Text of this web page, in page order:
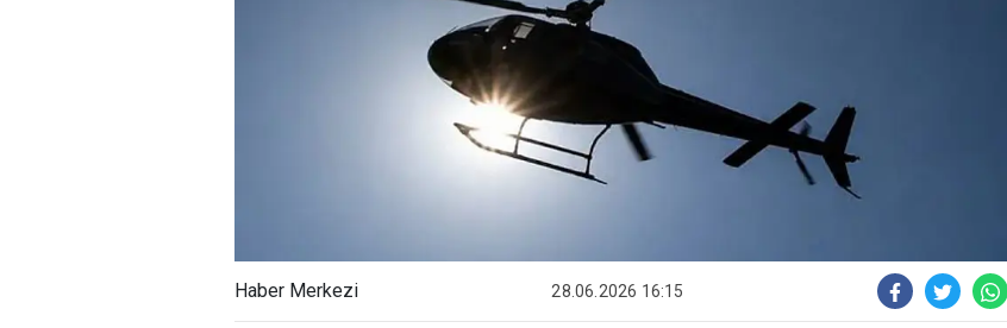
Haber Merkezi 28.06.2026 16:15